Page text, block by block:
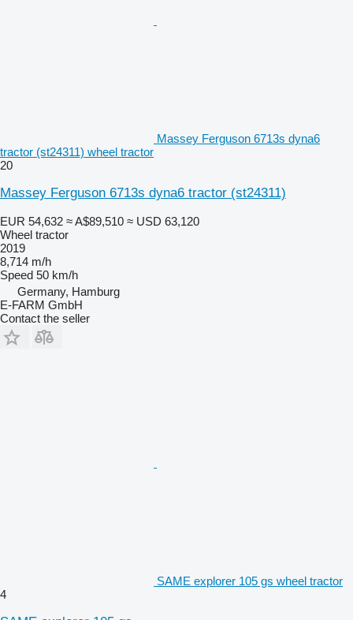
Massey Ferguson 6713s dyna6
tractor (st24311) wheel tractor
20
Massey Ferguson 6713s dyna6 tractor (st24311)
EUR 54,632 ≈ A$89,510 ≈ USD 63,120
Wheel tractor
2019
8,714 m/h
Speed 50 km/h
Germany, Hamburg
E-FARM GmbH
Contact the seller
SAME explorer 105 gs wheel tractor
4